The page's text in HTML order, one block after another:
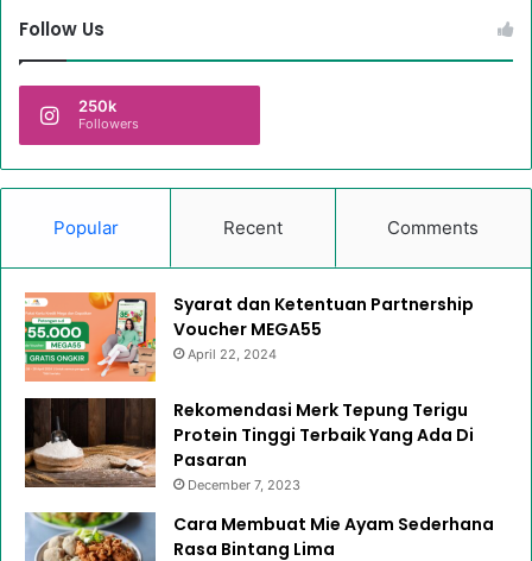
Follow Us
250k
Followers
Popular Recent Comments
Syarat dan Ketentuan Partnership
Voucher MEGA55
April 22, 2024
Rekomendasi Merk Tepung Terigu
Protein Tinggi Terbaik Yang Ada Di
Pasaran
December 7, 2023
Cara Membuat Mie Ayam Sederhana
Rasa Bintang Lima